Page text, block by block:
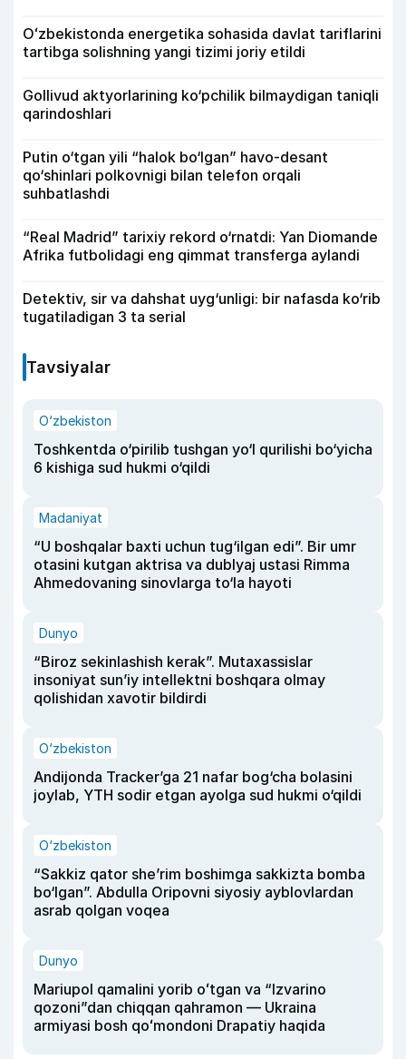
Oʻzbekistonda energetika sohasida davlat tariflarini
tartibga solishning yangi tizimi joriy etildi
Gollivud aktyorlarining ko‘pchilik bilmaydigan taniqli
qarindoshlari
Putin o‘tgan yili “halok bo‘lgan” havo-desant
qo‘shinlari polkovnigi bilan telefon orqali
suhbatlashdi
“Real Madrid” tarixiy rekord o‘rnatdi: Yan Diomande
Afrika futbolidagi eng qimmat transferga aylandi
Detektiv, sir va dahshat uyg‘unligi: bir nafasda ko‘rib
tugatiladigan 3 ta serial
Tavsiyalar
O‘zbekiston
Toshkentda o‘pirilib tushgan yo‘l qurilishi bo‘yicha
6 kishiga sud hukmi o‘qildi
Madaniyat
“U boshqalar baxti uchun tug‘ilgan edi”. Bir umr
otasini kutgan aktrisa va dublyaj ustasi Rimma
Ahmedovaning sinovlarga to‘la hayoti
Dunyo
“Biroz sekinlashish kerak”. Mutaxassislar
insoniyat sun’iy intellektni boshqara olmay
qolishidan xavotir bildirdi
O‘zbekiston
Andijonda Tracker’ga 21 nafar bog‘cha bolasini
joylab, YTH sodir etgan ayolga sud hukmi o‘qildi
O‘zbekiston
“Sakkiz qator she’rim boshimga sakkizta bomba
bo‘lgan”. Abdulla Oripovni siyosiy ayblovlardan
asrab qolgan voqea
Dunyo
Mariupol qamalini yorib oʻtgan va “Izvarino
qozoni”dan chiqqan qahramon — Ukraina
armiyasi bosh qoʻmondoni Drapatiy haqida